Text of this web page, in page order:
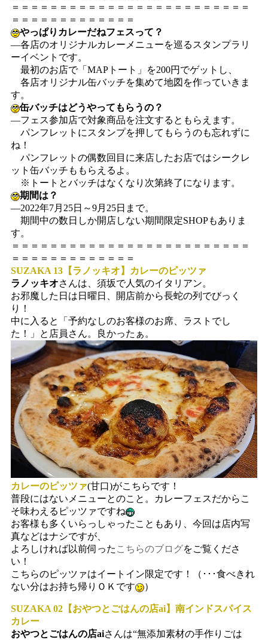
＝＝＝＝＝＝＝＝＝＝＝＝＝＝＝＝＝＝＝＝＝＝＝＝＝
＝＝＝＝＝＝＝＝＝＝＝＝＝
やっぱりカレーだねフェスって？
―各店のオリジナルカレーメニューを巡るスタンプラリ
ーイベントです。
最初のお店で「MAPトート」を200円でゲットし、
各店オリジナル缶バッチを集めて地図を作っていきま
す。
缶バッチはどうやってもらうの？
―フェス参加店で対象商品を注文するともらえます。
パンフレットにスタンプを押してもらうのも忘れずに
ね！
パンフレットの偶数回目に来店したお店ではシークレ
ット缶バッチももらえるよ。
※トートとバッチはなくなり次第終了になります。
期間は？
―2022年7月25日～9月25日まで。
期間中の数日しか開店しない期間限定SHOPもありま
す。
＝＝＝＝＝＝＝＝＝＝＝＝＝＝＝＝＝＝＝＝＝＝＝＝＝
＝＝＝＝＝＝＝＝＝＝＝＝＝
SUZAKA 13【ラノッキオ】カレーのピッツァ
ラノッキオさんは、須坂で人気のイタリアン。
お邪魔した日は日曜日、開店前から長蛇の列でびっく
り！
中に入ると「予約なしのお客様のお席、ラストでし
た！」と店員さん。良かったぁ。
カレーのピッツァ(甘口)がこちらです！
普段にはないメニューとのこと。カレーフェスだからこ
そ味わえるピッツァですね
お客様も多くいらっしゃったこともあり、今回は店内写
真などはナシですが、
よろしければ以前伺った こちらのブログをご覧くださ
い！
こちらのピッツァはイートイン限定です！（･･･食べきれ
ない分はお持ち帰りＯＫです
）
SUZAKA 02【おやつとごはんの店ai】南インドスパイス
カレー
おやつとごはんの店aiさんは“無添加素材の手作りごは